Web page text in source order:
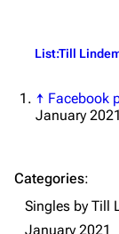
Till
Information
Song list
List:Till
↑ Facebook
January 2021
Categories:
Singles by Till
January 2021